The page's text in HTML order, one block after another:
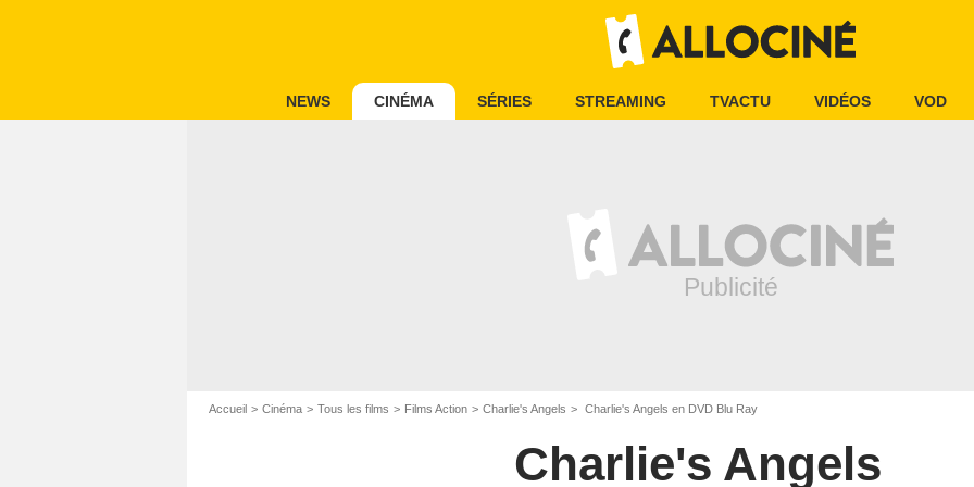
NEWS CINÉMA SÉRIES STREAMING TVACTU VIDÉOS VOD
Accueil Cinéma Tous les films Films Action Charlie's Angels Charlie's Angels en DVD Blu Ray
Charlie's Angels